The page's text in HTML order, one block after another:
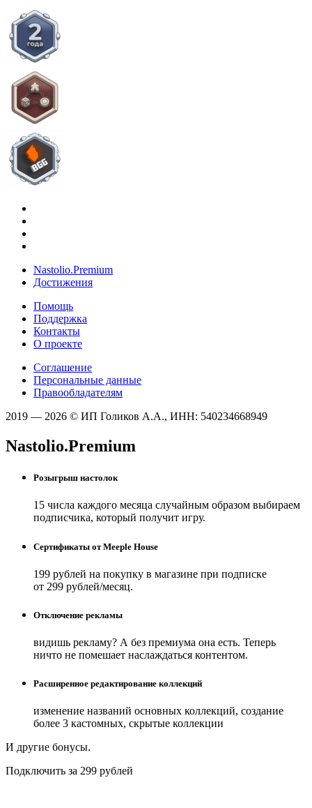
Nastolio.Premium
Достижения
Помощь
Поддержка
Контакты
О проекте
Соглашение
Персональные данные
Правообладателям
2019 — 2026 © ИП Голиков А.А., ИНН: 540234668949
Nastolio.Premium
Розыгрыш настолок
15 числа каждого месяца случайным образом выбираем
подписчика, который получит игру.
Сертификаты от Meeple House
199 рублей на покупку в магазине при подписке
от 299 рублей/месяц.
Отключение рекламы
видишь рекламу? А без премиума она есть. Теперь
ничто не помешает наслаждаться контентом.
Расширенное редактирование коллекций
изменение названий основных коллекций, создание
более 3 кастомных, скрытые коллекции
И другие бонусы.
Подключить за 299 рублей